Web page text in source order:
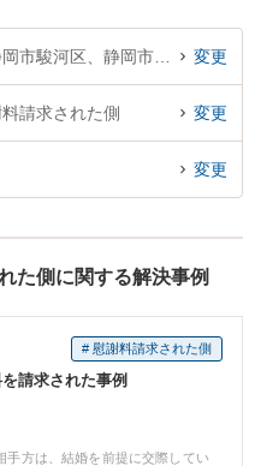
変更
請求された側 変更
変更
た側に関する解決事例
# 慰謝料請求された側
請求された事例
手方は、結婚を前提に交際してい